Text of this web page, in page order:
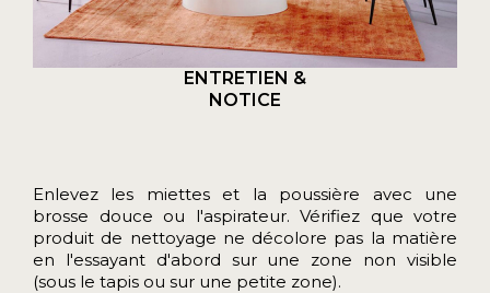
ENTRETIEN &
NOTICE
Enlevez les miettes et la poussière avec une
brosse douce ou l'aspirateur. Vérifiez que votre
produit de nettoyage ne décolore pas la matière
en l'essayant d'abord sur une zone non visible
(sous le tapis ou sur une petite zone).